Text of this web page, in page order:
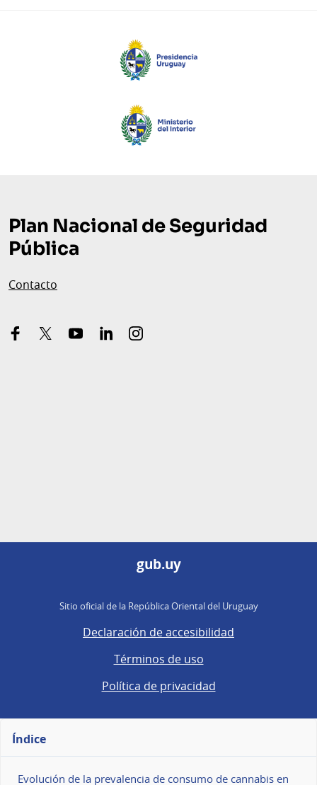
Plan Nacional de Seguridad
Pública
Contacto
facebook youtubelinkedininstagram
gub.uy
Sitio oficial de la República Oriental del Uruguay
Declaración de accesibilidad
Términos de uso
Política de privacidad
Índice
Evolución de la prevalencia de consumo de cannabis en